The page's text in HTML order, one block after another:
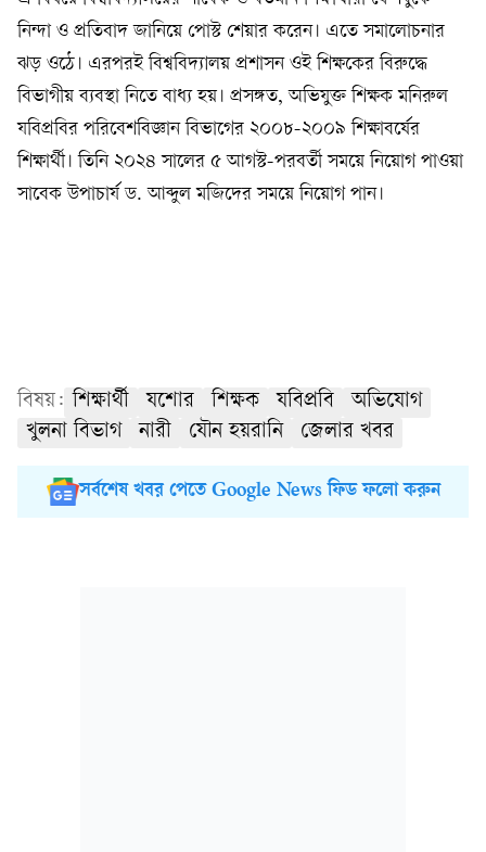
নিন্দা ও প্রতিবাদ জানিয়ে পোস্ট শেয়ার করেন। এতে সমালোচনার
ঝড় ওঠে। এরপরই বিশ্ববিদ্যালয় প্রশাসন ওই শিক্ষকের বিরুদ্ধে
বিভাগীয় ব্যবস্থা নিতে বাধ্য হয়। প্রসঙ্গত, অভিযুক্ত শিক্ষক মনিরুল
যবিপ্রবির পরিবেশবিজ্ঞান বিভাগের ২০০৮-২০০৯ শিক্ষাবর্ষের
শিক্ষার্থী। তিনি ২০২৪ সালের ৫ আগস্ট-পরবর্তী সময়ে নিয়োগ পাওয়া
সাবেক উপাচার্য ড. আব্দুল মজিদের সময়ে নিয়োগ পান।
বিষয়: শিক্ষার্থী যশোর শিক্ষক যবিপ্রবি
অভিযোগ
খুলনা বিভাগ
নারী যৌন হয়রানি জেলার খবর
সর্বশেষ খবর পেতে Google News ফিড ফলো করুন